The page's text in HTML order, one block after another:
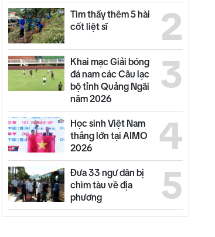
2
Tìm thấy thêm 5 hài
cốt liệt sĩ
3
Khai mạc Giải bóng
đá nam các Câu lạc
bộ tỉnh Quảng Ngãi
năm 2026
4
Học sinh Việt Nam
thắng lớn tại AIMO
2026
5
Đưa 33 ngư dân bị
chìm tàu về địa
phương